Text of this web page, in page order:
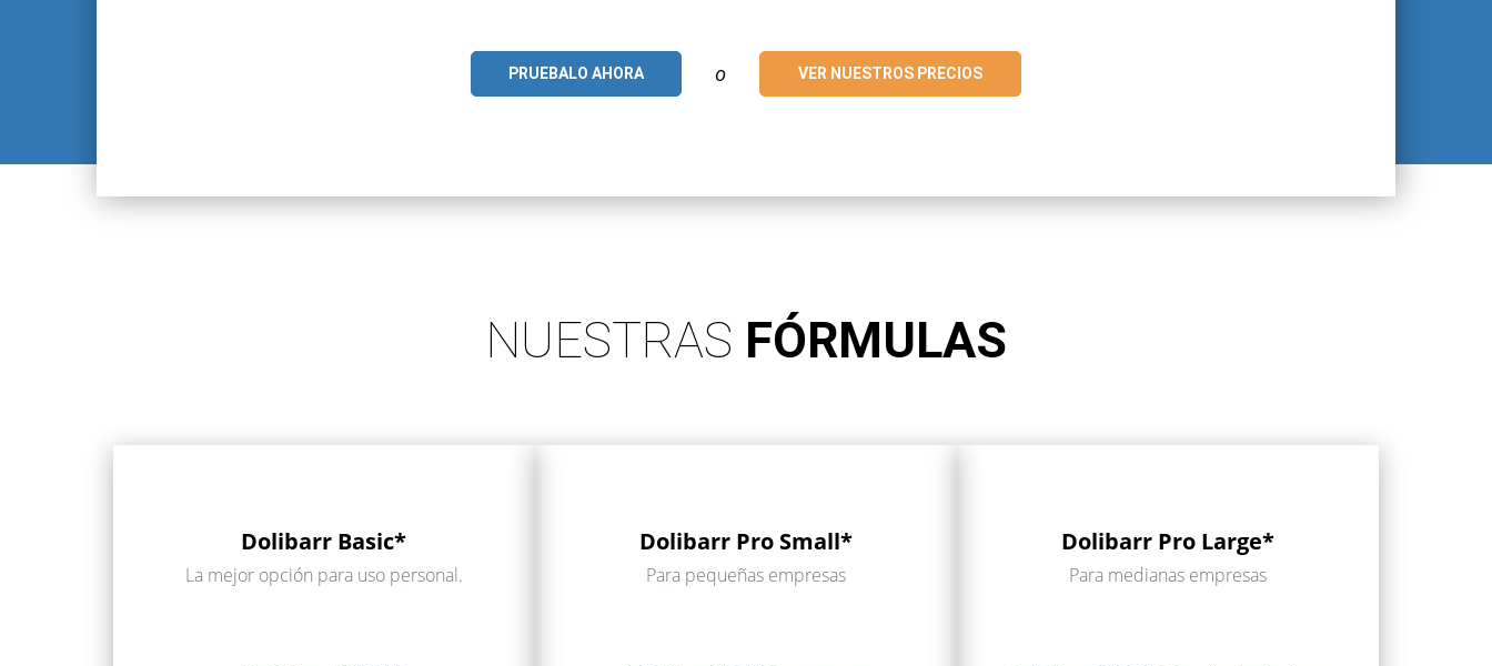
PRUEBALO AHORA o VER NUESTROS PRECIOS
NUESTRAS FÓRMULAS
Dolibarr Basic*
La mejor opción para uso personal.
Dolibarr Pro Small*
Para pequeñas empresas
Dolibarr Pro Large*
Para medianas empresas